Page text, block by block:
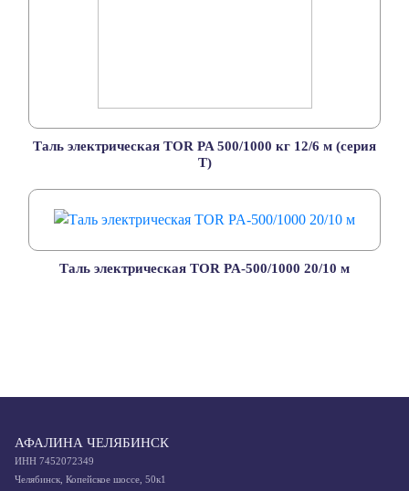
Таль электрическая TOR PA 500/1000 кг 12/6 м (серия
T)
Таль электрическая TOR PA-500/1000 20/10 м
АФАЛИНА ЧЕЛЯБИНСК
ИНН 7452072349
Челябинск, Копейское шоссе, 50к1